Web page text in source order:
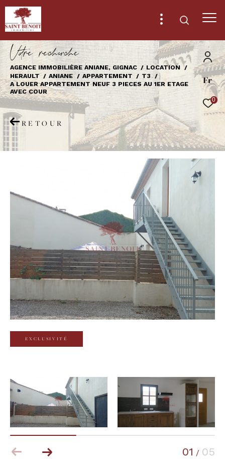
Fr
0
Vore recece
AGENCE IMMOBILIÈRE ANIANE, GIGNAC
LOCATION
HERAULT
ANIANE APPARTEMENT
T3
A LOUER APPARTEMENT NEUF 3 PIECES AU 1ER ETAGE
AVEC COUR
RETOUR
EXCLUSIVITÉ
01 / 05
Effectuer une recherche
et trouver le bien qui correspond à vos
critères
Location
Budget
Budget
Surface
Surface
Pièces
Référence
AFFINER LES CRITÈRES
TERRASSE PARKING PISCINE